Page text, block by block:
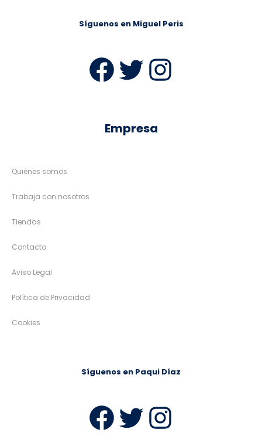
Síguenos en Miguel Peris
Facebook
Twitter
Empresa
Quiénes somos
Trabaja con nosotros
Tiendas
Contacto
Aviso Legal
Política de Privacidad
Cookies
Síguenos en Paqui Díaz
Facebook
Twitter